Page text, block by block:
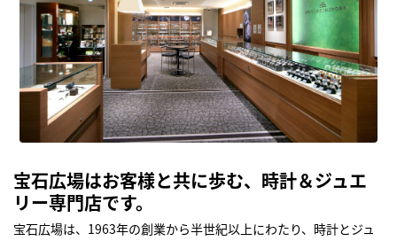
宝石広場はお客様と共に歩む、時計＆ジュエ
リー専門店です。
宝石広場は、1963年の創業から半世紀以上にわたり、時計とジュ